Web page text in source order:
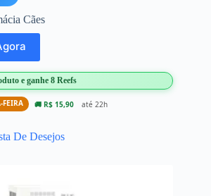
Cães
e ganhe 8 Reefs
FEIRA 🚚 R$ 15,90 até 22h
De Desejos